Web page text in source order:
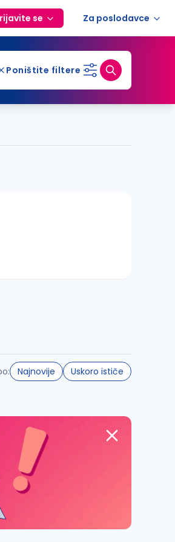
se Za poslodavce
Poništite filtere
Najnovije Uskoro ističe